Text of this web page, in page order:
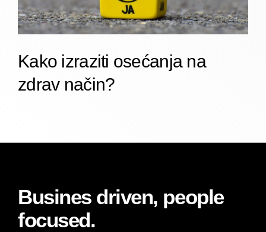
Kako izraziti osećanja na
zdrav način?
Busines driven, people
focused.